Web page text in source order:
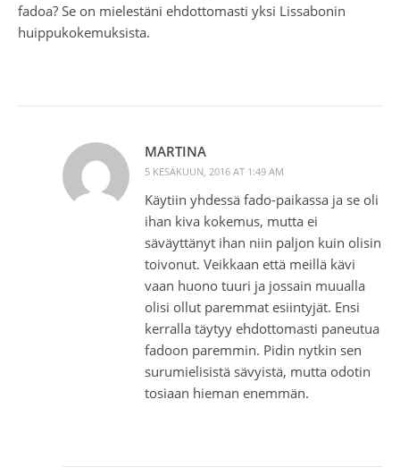
fadoa? Se on mielestäni ehdottomasti yksi Lissabonin
huippukokemuksista.
MARTINA
5 KESÄKUUN, 2016 AT 1:49 AM
Käytiin yhdessä fado-paikassa ja se oli
ihan kiva kokemus, mutta ei
säväyttänyt ihan niin paljon kuin olisin
toivonut. Veikkaan että meillä kävi
vaan huono tuuri ja jossain muualla
olisi ollut paremmat esiintyjät. Ensi
kerralla täytyy ehdottomasti paneutua
fadoon paremmin. Pidin nytkin sen
surumielisistä sävyistä, mutta odotin
tosiaan hieman enemmän.